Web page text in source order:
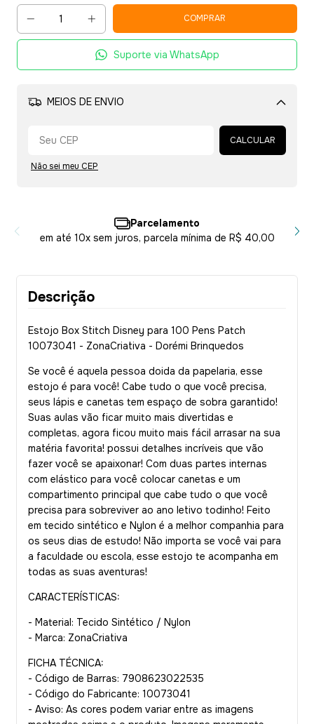
Suporte via WhatsApp
MEIOS DE ENVIO
Alterar CEP
CALCULAR
Não sei meu CEP
Parcelamento
em até 10x sem juros, parcela mínima de R$ 40,00
Descrição
Estojo Box Stitch Disney para 100 Pens Patch
10073041 - ZonaCriativa - Dorémi Brinquedos
Se você é aquela pessoa doida da papelaria, esse
estojo é para você! Cabe tudo o que você precisa,
seus lápis e canetas tem espaço de sobra garantido!
Suas aulas vão ficar muito mais divertidas e
completas, agora ficou muito mais fácil arrasar na sua
matéria favorita! possui detalhes incríveis que vão
fazer você se apaixonar! Com duas partes internas
com elástico para você colocar canetas e um
compartimento principal que cabe tudo o que você
precisa para sobreviver ao ano letivo todinho! Feito
em tecido sintético e Nylon é a melhor companhia para
os seus dias de estudo! Não importa se você vai para
a faculdade ou escola, esse estojo te acompanha em
todas as suas aventuras!
CARACTERÍSTICAS:
- Material: Tecido Sintético / Nylon
- Marca: ZonaCriativa
FICHA TÉCNICA:
- Código de Barras: 7908623022535
- Código do Fabricante: 10073041
- Aviso: As cores podem variar entre as imagens